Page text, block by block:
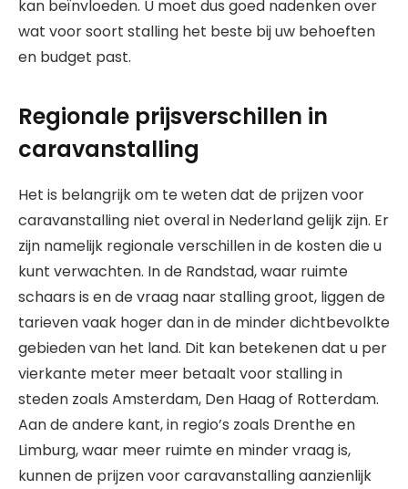
kan beïnvloeden. U moet dus goed nadenken over
wat voor soort stalling het beste bij uw behoeften
en budget past.
Regionale prijsverschillen in
caravanstalling
Het is belangrijk om te weten dat de prijzen voor
caravanstalling niet overal in Nederland gelijk zijn. Er
zijn namelijk regionale verschillen in de kosten die u
kunt verwachten. In de Randstad, waar ruimte
schaars is en de vraag naar stalling groot, liggen de
tarieven vaak hoger dan in de minder dichtbevolkte
gebieden van het land. Dit kan betekenen dat u per
vierkante meter meer betaalt voor stalling in
steden zoals Amsterdam, Den Haag of Rotterdam.
Aan de andere kant, in regio’s zoals Drenthe en
Limburg, waar meer ruimte en minder vraag is,
kunnen de prijzen voor caravanstalling aanzienlijk